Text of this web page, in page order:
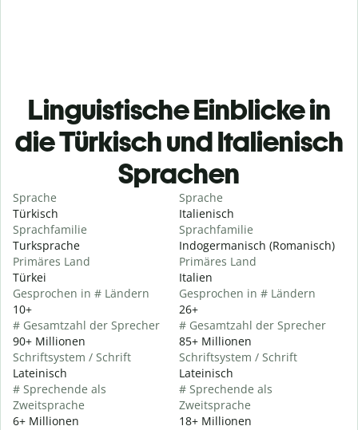
Linguistische Einblicke in
die Türkisch und Italienisch
Sprachen
Sprache
Türkisch
Sprachfamilie
Turksprache
Primäres Land
Türkei
Gesprochen in # Ländern
10+
# Gesamtzahl der Sprecher
90+ Millionen
Schriftsystem / Schrift
Lateinisch
# Sprechende als
Zweitsprache
6+ Millionen
Sprache
Italienisch
Sprachfamilie
Indogermanisch (Romanisch)
Primäres Land
Italien
Gesprochen in # Ländern
26+
# Gesamtzahl der Sprecher
85+ Millionen
Schriftsystem / Schrift
Lateinisch
# Sprechende als
Zweitsprache
18+ Millionen